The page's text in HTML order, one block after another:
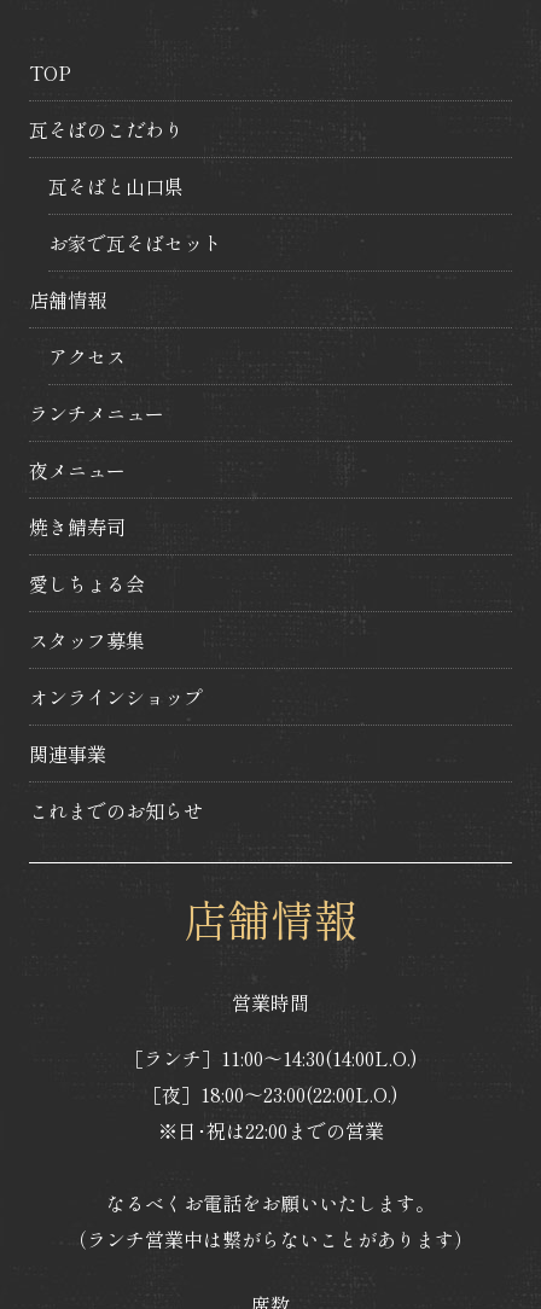
ョ
ン
TOP
瓦そばのこだわり
瓦そばと山口県
お家で瓦そばセット
店舗情報
アクセス
ランチメニュー
夜メニュー
焼き鯖寿司
愛しちょる会
スタッフ募集
オンラインショップ
関連事業
これまでのお知らせ
店舗情報
営業時間
［ランチ］11:00～14:30(14:00L.O.)
［夜］18:00～23:00(22:00L.O.)
※日･祝は22:00までの営業
なるべくお電話をお願いいたします。
（ランチ営業中は繋がらないことがあります）